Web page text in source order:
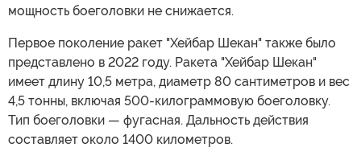
мощность боеголовки не снижается.
Первое поколение ракет "Хейбар Шекан" также было
представлено в 2022 году. Ракета "Хейбар Шекан"
имеет длину 10,5 метра, диаметр 80 сантиметров и вес
4,5 тонны, включая 500-килограммовую боеголовку.
Тип боеголовки — фугасная. Дальность действия
составляет около 1400 километров.